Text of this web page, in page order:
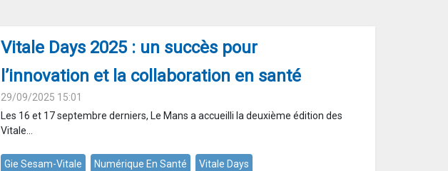
Vitale Days 2025 : un succès pour
l’innovation et la collaboration en santé
29/09/2025 15:01
Les 16 et 17 septembre derniers, Le Mans a accueilli la deuxième édition des
Vitale...
Gie Sesam-Vitale Numérique En Santé Vitale Days